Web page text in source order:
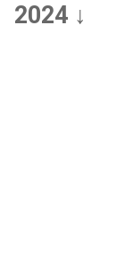
2024 ↓